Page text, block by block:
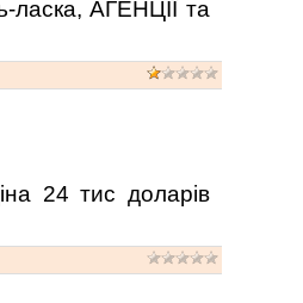
ласка, АГЕНЦІЇ та
24 тис доларів